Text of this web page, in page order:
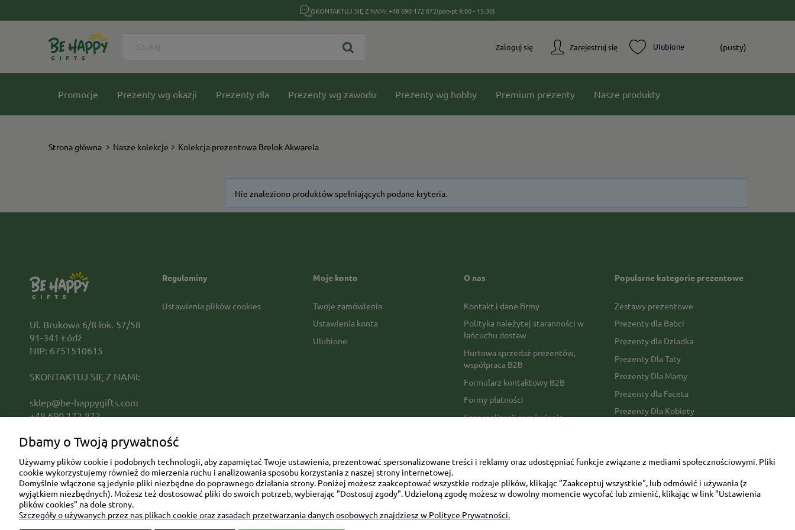
SKONTAKTUJ SIĘ Z NAMI:+48 690 172 872(pon-pt 9:00 - 15:30)
Zarejestruj się
Zaloguj się (pusty)
Promocje Prezenty wg okazji Prezenty dla Prezenty wg zawodu Prezenty wg hobby Premium prezenty Nasze produkty
Strona główna Nasze kolekcje Kolekcja prezentowa Brelok Akwarela
Nie znaleziono produktów spełniających podane kryteria.
Regulaminy
Ustawienia plików cookies
Moje konto
Twoje zamówienia
Ustawienia konta
Ulubione
O nas
Kontakt i dane firmy
Polityka należytej staranności w
łańcuchu dostaw
Hurtowa sprzedaż prezentów,
współpraca B2B
Formularz kontaktowy B2B
Formy płatności
Czas realizacji zamówienia
Mapa kategorii
Popularne kategorie prezentowe
Zestawy prezentowe
Prezenty dla Babci
Prezenty dla Dziadka
Prezenty Dla Taty
Prezenty Dla Mamy
Prezenty dla Faceta
Prezenty Dla Kobiety
Urodziny/imieniny
Ul. Brukowa 6/8 lok. 57/58
91-341 Łódź
NIP: 6751510615
SKONTAKTUJ SIĘ Z NAMI:
sklep@be-happygifts.com
+48 690 172 872
Dbamy o Twoją prywatność
Używamy plików cookie i podobnych technologii, aby zapamiętać Twoje ustawienia, prezentować spersonalizowane treści i reklamy oraz udostępniać funkcje związane z mediami społecznościowymi. Pliki
cookie wykorzystujemy również do mierzenia ruchu i analizowania sposobu korzystania z naszej strony internetowej.
Domyślnie włączone są jedynie pliki niezbędne do poprawnego działania strony. Poniżej możesz zaakceptować wszystkie rodzaje plików, klikając "Zaakceptuj wszystkie", lub odmówić i używania (z
wyjątkiem niezbędnych). Możesz też dostosować pliki do swoich potrzeb, wybierając "Dostosuj zgody". Udzieloną zgodę możesz w dowolny momencie wycofać lub zmienić, klikając w link "Ustawienia
plików cookies" na dole strony.
Szczegóły o używanych przez nas plikach cookie oraz zasadach przetwarzania danych osobowych znajdziesz w Polityce Prywatności.